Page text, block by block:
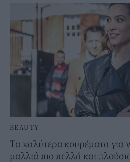
BEAUTY
Τα καλύτερα κουρέματα για
μαλλιά πιο πολλά και